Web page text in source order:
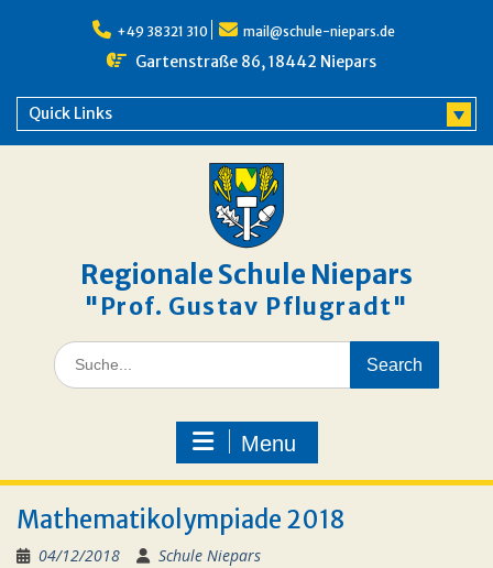
+49 38321 310 mail@schule-niepars.de
Gartenstraße 86, 18442 Niepars
Quick Links
Regionale Schule Niepars
"Prof. Gustav Pflugradt"
Search
for:
Menu
Mathematikolympiade 2018
04/12/2018 Schule Niepars